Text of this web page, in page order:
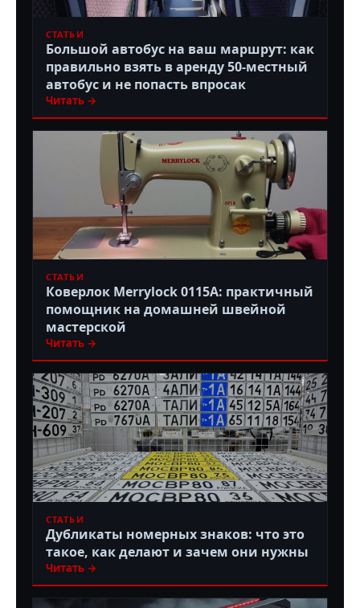
СТАТЬИ
Большой автобус на ваш маршрут: как
правильно взять в аренду 50-местный
автобус и не попасть впросак
Читать →
СТАТЬИ
Коверлок Merrylock 0115A: практичный
помощник на домашней швейной
мастерской
Читать →
СТАТЬИ
Дубликаты номерных знаков: что это
такое, как делают и зачем они нужны
Читать →